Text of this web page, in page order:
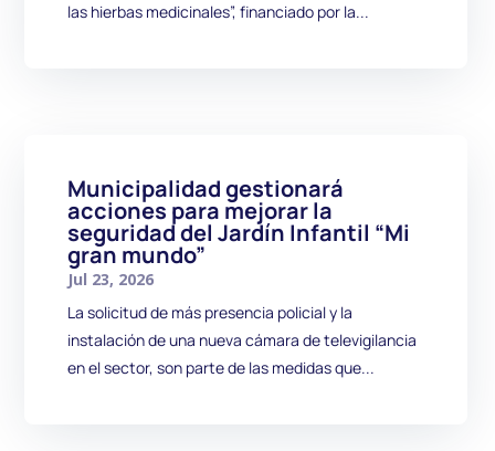
las hierbas medicinales”, financiado por la...
Municipalidad gestionará
acciones para mejorar la
seguridad del Jardín Infantil “Mi
gran mundo”
Jul 23, 2026
La solicitud de más presencia policial y la
instalación de una nueva cámara de televigilancia
en el sector, son parte de las medidas que...